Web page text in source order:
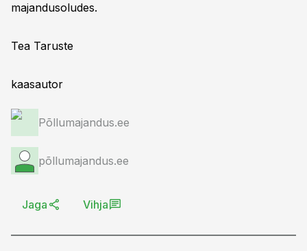
majandusoludes.
Tea Taruste
kaasautor
Põllumajandus.ee
põllumajandus.ee
Jaga Vihja